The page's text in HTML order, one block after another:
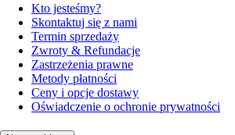
Kto jesteśmy?
Skontaktuj się z nami
Termin sprzedaży
Zwroty & Refundacje
Zastrzeżenia prawne
Metody płatności
Ceny i opcje dostawy
Oświadczenie o ochronie prywatności